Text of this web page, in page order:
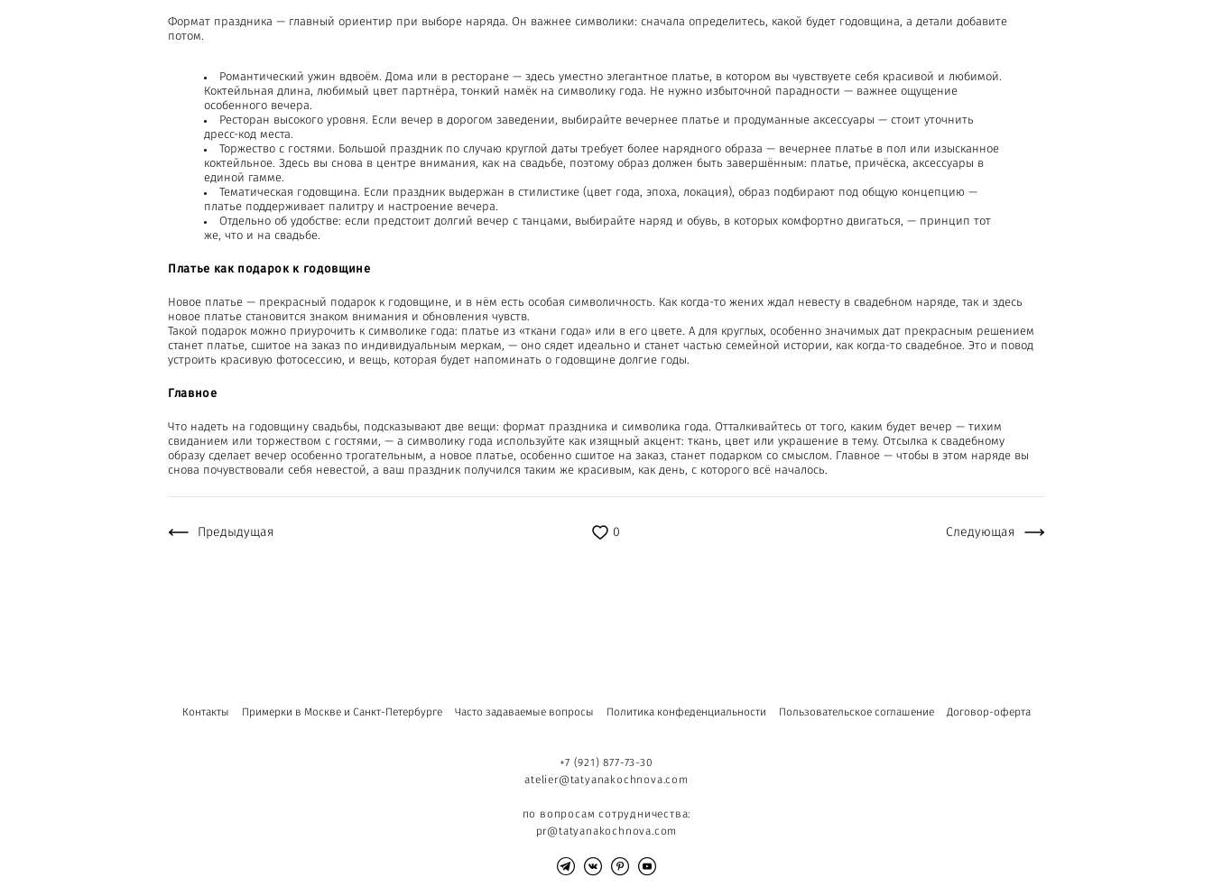
Формат праздника — главный ориентир при выборе наряда. Он важнее символики: сначала определитесь, какой будет годовщина, а детали добавите
потом.
Романтический ужин вдвоём. Дома или в ресторане — здесь уместно элегантное платье, в котором вы чувствуете себя красивой и любимой.
Коктейльная длина, любимый цвет партнёра, тонкий намёк на символику года. Не нужно избыточной парадности — важнее ощущение
особенного вечера.
Ресторан высокого уровня. Если вечер в дорогом заведении, выбирайте вечернее платье и продуманные аксессуары — стоит уточнить
дресс-код места.
Торжество с гостями. Большой праздник по случаю круглой даты требует более нарядного образа — вечернее платье в пол или изысканное
коктейльное. Здесь вы снова в центре внимания, как на свадьбе, поэтому образ должен быть завершённым: платье, причёска, аксессуары в
единой гамме.
Тематическая годовщина. Если праздник выдержан в стилистике (цвет года, эпоха, локация), образ подбирают под общую концепцию —
платье поддерживает палитру и настроение вечера.
Отдельно об удобстве: если предстоит долгий вечер с танцами, выбирайте наряд и обувь, в которых комфортно двигаться, — принцип тот
же, что и на свадьбе.
Платье как подарок к годовщине
Новое платье — прекрасный подарок к годовщине, и в нём есть особая символичность. Как когда-то жених ждал невесту в свадебном наряде, так и здесь
новое платье становится знаком внимания и обновления чувств.
Такой подарок можно приурочить к символике года: платье из «ткани года» или в его цвете. А для круглых, особенно значимых дат прекрасным решением
станет платье, сшитое на заказ по индивидуальным меркам, — оно сядет идеально и станет частью семейной истории, как когда-то свадебное. Это и повод
устроить красивую фотосессию, и вещь, которая будет напоминать о годовщине долгие годы.
Главное
Что надеть на годовщину свадьбы, подсказывают две вещи: формат праздника и символика года. Отталкивайтесь от того, каким будет вечер — тихим
свиданием или торжеством с гостями, — а символику года используйте как изящный акцент: ткань, цвет или украшение в тему. Отсылка к свадебному
образу сделает вечер особенно трогательным, а новое платье, особенно сшитое на заказ, станет подарком со смыслом. Главное — чтобы в этом наряде вы
снова почувствовали себя невестой, а ваш праздник получился таким же красивым, как день, с которого всё началось.
0
Предыдущая Следующая
Контакты Примерки в Москве и Санкт-Петербурге Часто задаваемые вопросы Политика конфеденциальности Пользовательское соглашение Договор-оферта
+7 (921) 877-73-30
atelier@tatyanakochnova.com
по вопросам сотрудничества:
pr@tatyanakochnova.com